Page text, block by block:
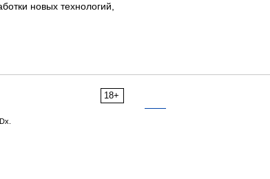
новых технологий,
18+